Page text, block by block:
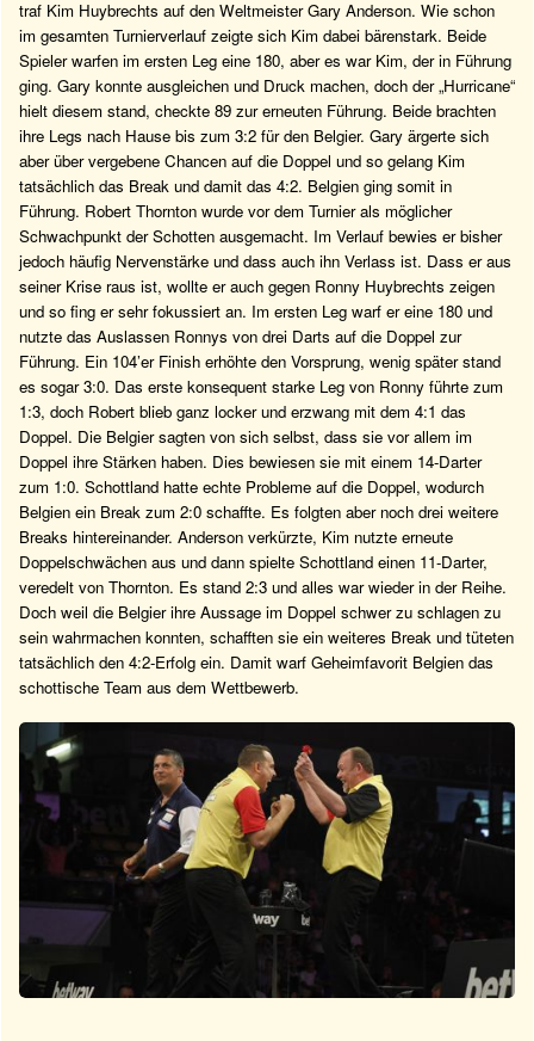
traf Kim Huybrechts auf den Weltmeister Gary Anderson. Wie schon
im gesamten Turnierverlauf zeigte sich Kim dabei bärenstark. Beide
Spieler warfen im ersten Leg eine 180, aber es war Kim, der in Führung
ging. Gary konnte ausgleichen und Druck machen, doch der „Hurricane“
hielt diesem stand, checkte 89 zur erneuten Führung. Beide brachten
ihre Legs nach Hause bis zum 3:2 für den Belgier. Gary ärgerte sich
aber über vergebene Chancen auf die Doppel und so gelang Kim
tatsächlich das Break und damit das 4:2. Belgien ging somit in
Führung. Robert Thornton wurde vor dem Turnier als möglicher
Schwachpunkt der Schotten ausgemacht. Im Verlauf bewies er bisher
jedoch häufig Nervenstärke und dass auch ihn Verlass ist. Dass er aus
seiner Krise raus ist, wollte er auch gegen Ronny Huybrechts zeigen
und so fing er sehr fokussiert an. Im ersten Leg warf er eine 180 und
nutzte das Auslassen Ronnys von drei Darts auf die Doppel zur
Führung. Ein 104’er Finish erhöhte den Vorsprung, wenig später stand
es sogar 3:0. Das erste konsequent starke Leg von Ronny führte zum
1:3, doch Robert blieb ganz locker und erzwang mit dem 4:1 das
Doppel. Die Belgier sagten von sich selbst, dass sie vor allem im
Doppel ihre Stärken haben. Dies bewiesen sie mit einem 14-Darter
zum 1:0. Schottland hatte echte Probleme auf die Doppel, wodurch
Belgien ein Break zum 2:0 schaffte. Es folgten aber noch drei weitere
Breaks hintereinander. Anderson verkürzte, Kim nutzte erneute
Doppelschwächen aus und dann spielte Schottland einen 11-Darter,
veredelt von Thornton. Es stand 2:3 und alles war wieder in der Reihe.
Doch weil die Belgier ihre Aussage im Doppel schwer zu schlagen zu
sein wahrmachen konnten, schafften sie ein weiteres Break und tüteten
tatsächlich den 4:2-Erfolg ein. Damit warf Geheimfavorit Belgien das
schottische Team aus dem Wettbewerb.